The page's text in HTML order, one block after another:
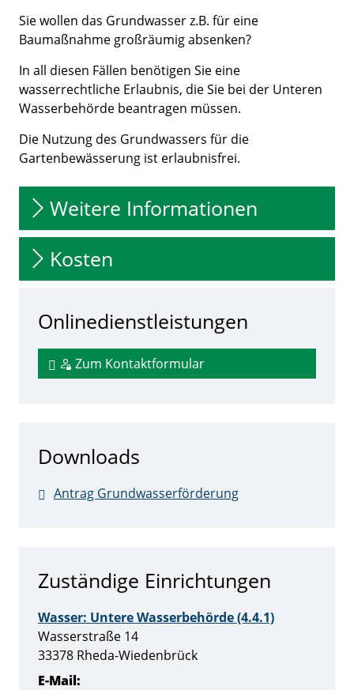
Sie wollen das Grundwasser z.B. für eine
Baumaßnahme großräumig absenken?
In all diesen Fällen benötigen Sie eine
wasserrechtliche Erlaubnis, die Sie bei der Unteren
Wasserbehörde beantragen müssen.
Die Nutzung des Grundwassers für die
Gartenbewässerung ist erlaubnisfrei.
Weitere Informationen
Kosten
Onlinedienstleistungen
Zum Kontaktformular
Downloads
Antrag Grundwasserförderung
Zuständige Einrichtungen
Wasser: Untere Wasserbehörde (4.4.1)
Straße:
Wasserstraße Hausnummer:
14
PLZ:
33378 Ort:
Rheda-Wiedenbrück
E-Mail: